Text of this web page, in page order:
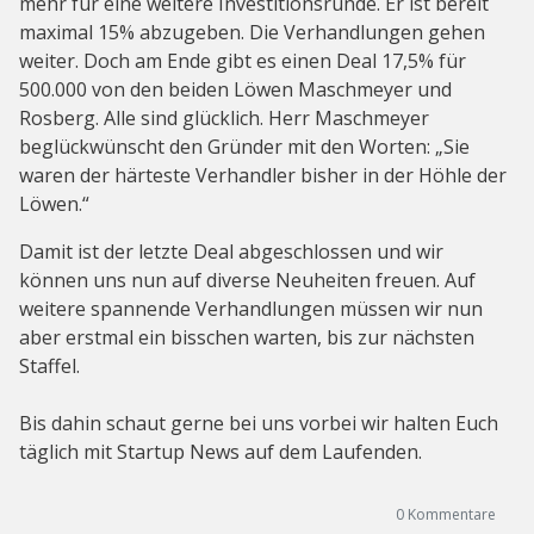
maximal 15% abzugeben. Die Verhandlungen gehen
weiter. Doch am Ende gibt es einen Deal 17,5% für
500.000 von den beiden Löwen Maschmeyer und
Rosberg. Alle sind glücklich. Herr Maschmeyer
beglückwünscht den Gründer mit den Worten: „Sie
waren der härteste Verhandler bisher in der Höhle der
Löwen.“
Damit ist der letzte Deal abgeschlossen und wir
können uns nun auf diverse Neuheiten freuen. Auf
weitere spannende Verhandlungen müssen wir nun
aber erstmal ein bisschen warten, bis zur nächsten
Staffel.
Bis dahin schaut gerne bei uns vorbei wir halten Euch
täglich mit Startup News auf dem Laufenden.
0 Kommentare